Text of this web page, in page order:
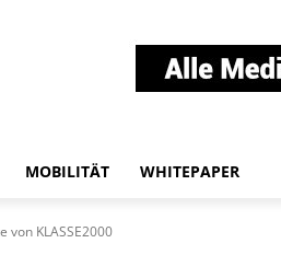
MOBILITÄT WHITEPAPER
von KLASSE2000